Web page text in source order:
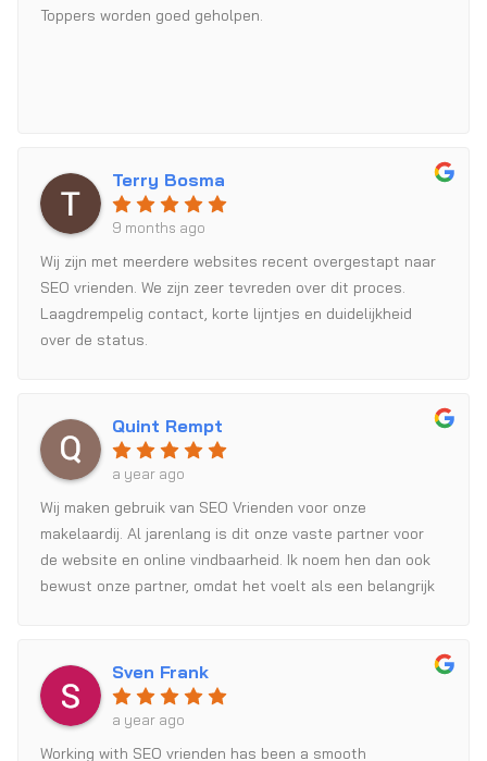
Toppers worden goed geholpen.
Terry Bosma
9 months ago
Wij zijn met meerdere websites recent overgestapt naar
SEO vrienden. We zijn zeer tevreden over dit proces.
Laagdrempelig contact, korte lijntjes en duidelijkheid
over de status.
Quint Rempt
a year ago
Wij maken gebruik van SEO Vrienden voor onze
makelaardij. Al jarenlang is dit onze vaste partner voor
de website en online vindbaarheid. Ik noem hen dan ook
bewust onze partner, omdat het voelt als een belangrijk
processen vormen de kern van onze samenwerking. Wij
zijn dankbaar voor deze samenwerking en kijken uit naar
de toekomst.
Sven Frank
a year ago
Working with SEO vrienden has been a smooth